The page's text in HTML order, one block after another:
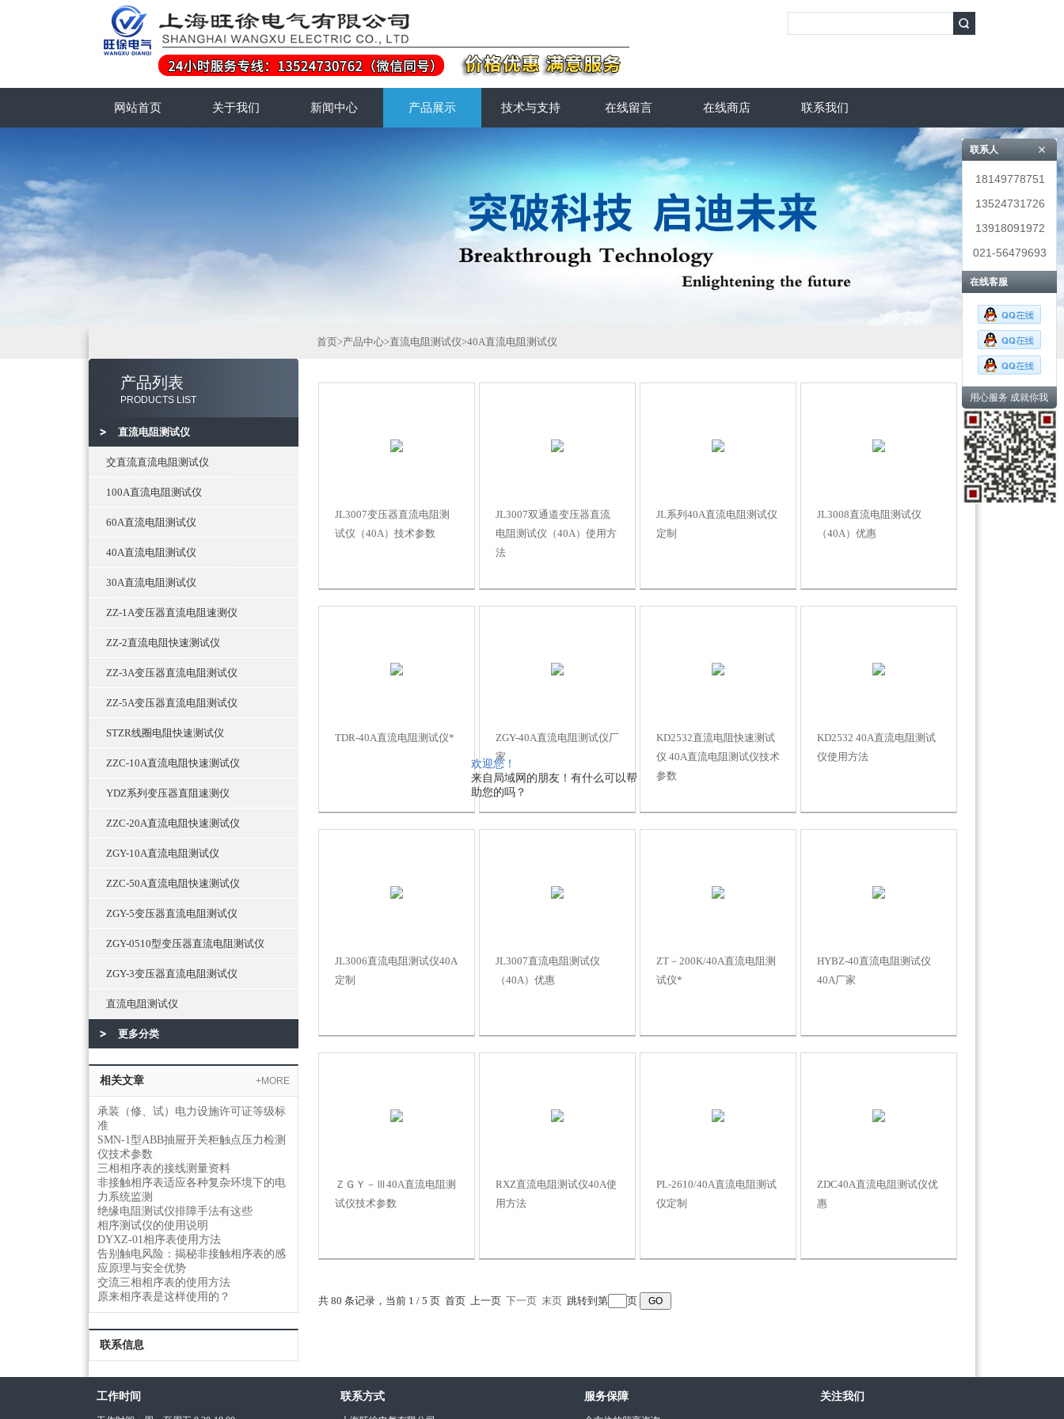
欢迎您！
来自局域网的朋友！有什么可以帮
助您的吗？
网站首页 关于我们 新闻中心 产品展示 技术与支持 在线留言 在线商店 联系我们
产品列表
PRODUCTS LIST
直流电阻测试仪
交直流直流电阻测试仪
100A直流电阻测试仪
60A直流电阻测试仪
40A直流电阻测试仪
30A直流电阻测试仪
ZZ-1A变压器直流电阻速测仪
ZZ-2直流电阻快速测试仪
ZZ-3A变压器直流电阻测试仪
ZZ-5A变压器直流电阻测试仪
STZR线圈电阻快速测试仪
ZZC-10A直流电阻快速测试仪
YDZ系列变压器直阻速测仪
ZZC-20A直流电阻快速测试仪
ZGY-10A直流电阻测试仪
ZZC-50A直流电阻快速测试仪
ZGY-5变压器直流电阻测试仪
ZGY-0510型变压器直流电阻测试仪
ZGY-3变压器直流电阻测试仪
直流电阻测试仪
更多分类
相关文章 +MORE
承装（修、试）电力设施许可证等级标
准
SMN-1型ABB抽屉开关柜触点压力检测
仪技术参数
三相相序表的接线测量资料
非接触相序表适应各种复杂环境下的电
力系统监测
绝缘电阻测试仪排障手法有这些
相序测试仪的使用说明
DYXZ-01相序表使用方法
告别触电风险：揭秘非接触相序表的感
应原理与安全优势
交流三相相序表的使用方法
原来相序表是这样使用的？
联系信息
首页>产品中心>直流电阻测试仪>40A直流电阻测试仪
JL3007变压器直流电阻测
试仪（40A）技术参数
JL3007双通道变压器直流
电阻测试仪（40A）使用方
法
JL系列40A直流电阻测试仪
定制
JL3008直流电阻测试仪
（40A）优惠
TDR-40A直流电阻测试仪*
ZGY-40A直流电阻测试仪厂
家
KD2532直流电阻快速测试
仪 40A直流电阻测试仪技术
参数
KD2532 40A直流电阻测试
仪使用方法
JL3006直流电阻测试仪40A
定制
JL3007直流电阻测试仪
（40A）优惠
ZT－200K/40A直流电阻测
试仪*
HYBZ-40直流电阻测试仪
40A厂家
ＺＧＹ－Ⅲ40A直流电阻测
试仪技术参数
RXZ直流电阻测试仪40A使
用方法
PL-2610/40A直流电阻测试
仪定制
ZDC40A直流电阻测试仪优
惠
共 80 条记录，当前 1 / 5 页 首页 上一页 下一页 末页 跳转到第 页
工作时间 联系方式 服务保障 关注我们
联系人
18149778751
13524731726
13918091972
021-56479693
在线客服
用心服务 成就你我